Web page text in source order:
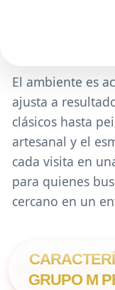
El ambiente es
ajusta a
clásicos hasta
artesanal y el
cada visita en
para quienes
cercano en un
GRUPO M